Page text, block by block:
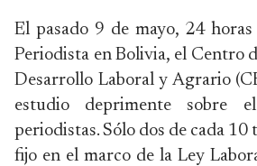
El pasado 9 de mayo, 24
Periodista en Bolivia, el Centro
Desarrollo Laboral y Agrario
estudio deprimente sobre
periodistas. Sólo dos de cada
fijo en el marco de la Ley